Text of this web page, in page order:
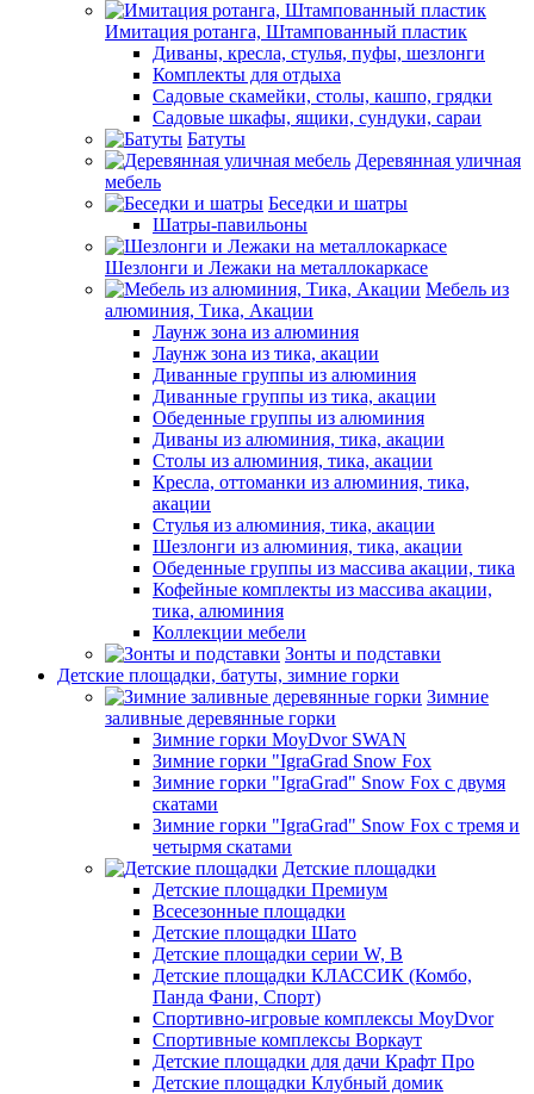
Имитация ротанга, Штампованный пластик
Диваны, кресла, стулья, пуфы, шезлонги
Комплекты для отдыха
Садовые скамейки, столы, кашпо, грядки
Садовые шкафы, ящики, сундуки, сараи
Батуты
Деревянная уличная
мебель
Беседки и шатры
Шатры-павильоны
Шезлонги и Лежаки на металлокаркасе
Мебель из
алюминия, Тика, Акации
Лаунж зона из алюминия
Лаунж зона из тика, акации
Диванные группы из алюминия
Диванные группы из тика, акации
Обеденные группы из алюминия
Диваны из алюминия, тика, акации
Столы из алюминия, тика, акации
Кресла, оттоманки из алюминия, тика,
акации
Стулья из алюминия, тика, акации
Шезлонги из алюминия, тика, акации
Обеденные группы из массива акации, тика
Кофейные комплекты из массива акации,
тика, алюминия
Коллекции мебели
Зонты и подставки
Детские площадки, батуты, зимние горки
Зимние
заливные деревянные горки
Зимние горки MoyDvor SWAN
Зимние горки "IgraGrad Snow Fox
Зимние горки "IgraGrad" Snow Fox с двумя
скатами
Зимние горки "IgraGrad" Snow Fox с тремя и
четырмя скатами
Детские площадки
Детские площадки Премиум
Всесезонные площадки
Детские площадки Шато
Детские площадки серии W, В
Детские площадки КЛАССИК (Комбо,
Панда Фани, Спорт)
Спортивно-игровые комплексы MoyDvor
Спортивные комплексы Воркаут
Детские площадки для дачи Крафт Про
Детские площадки Клубный домик